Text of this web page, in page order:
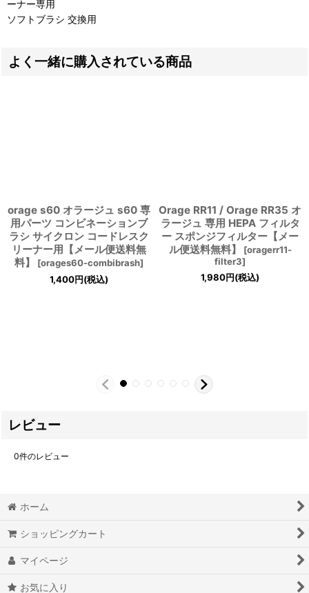
ーナー専用
ソフトブラシ 交換用
よく一緒に購入されている商品
orage s60 オラージュ s60 専
用パーツ コンビネーションブ
ラシ サイクロン コードレスク
リーナー用【メール便送料無
料】
[orages60-combibrash]
1,400円(税込)
Orage RR11 / Orage RR35 オ
ラージュ 専用 HEPA フィルタ
ー スポンジフィルター【メー
ル便送料無料】
[oragerr11-
filter3]
1,980円(税込)
レビュー
0件のレビュー
ホーム
ショッピングカート
マイページ
お気に入り